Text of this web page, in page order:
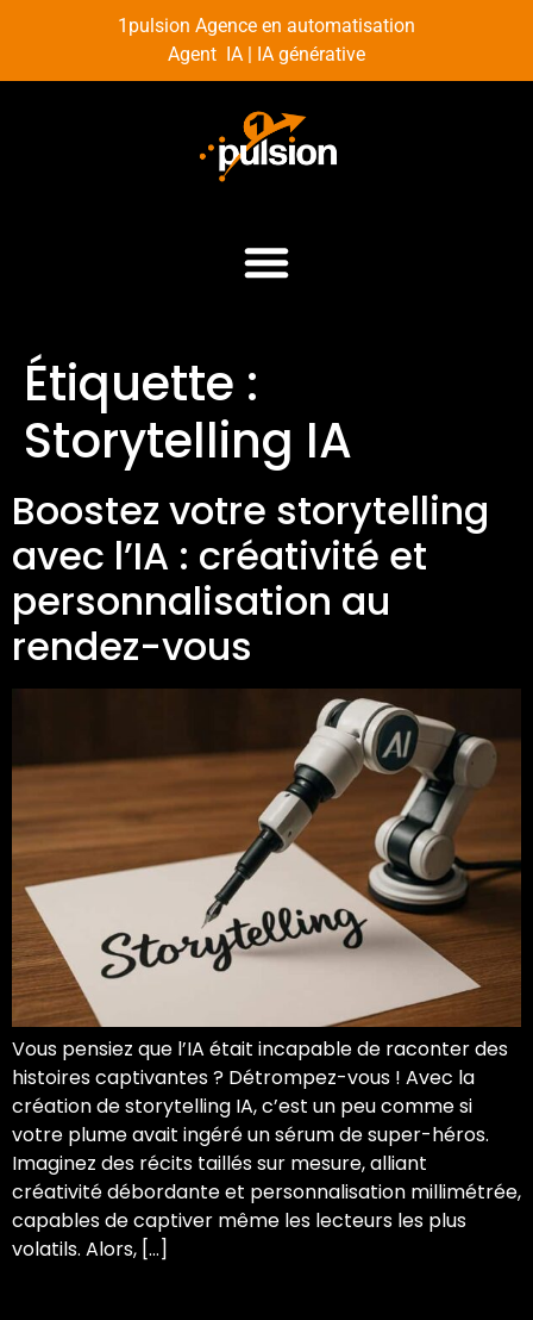
1pulsion Agence en automatisation
Agent IA | IA générative
Étiquette :
Storytelling IA
Boostez votre storytelling
avec l’IA : créativité et
personnalisation au
rendez-vous
Vous pensiez que l’IA était incapable de raconter des
histoires captivantes ? Détrompez-vous ! Avec la
création de storytelling IA, c’est un peu comme si
votre plume avait ingéré un sérum de super-héros.
Imaginez des récits taillés sur mesure, alliant
créativité débordante et personnalisation millimétrée,
capables de captiver même les lecteurs les plus
volatils. Alors, […]